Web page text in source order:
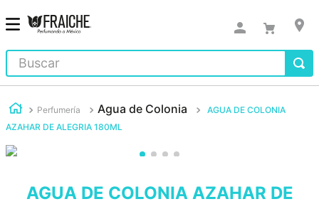
Buscar
Perfumería Agua de Colonia
AGUA DE COLONIA
AZAHAR DE ALEGRIA 180ML
AGUA DE COLONIA AZAHAR DE